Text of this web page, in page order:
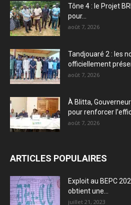
Tône 4 : le Projet
pour...
août 7, 2026
Tandjouaré 2 : les
officiellement
août 7, 2026
À Blitta,
pour renforcer
août 7, 2026
ARTICLES POPULAIRES
Exploit au BEPC
obtient une...
juillet 21, 2023